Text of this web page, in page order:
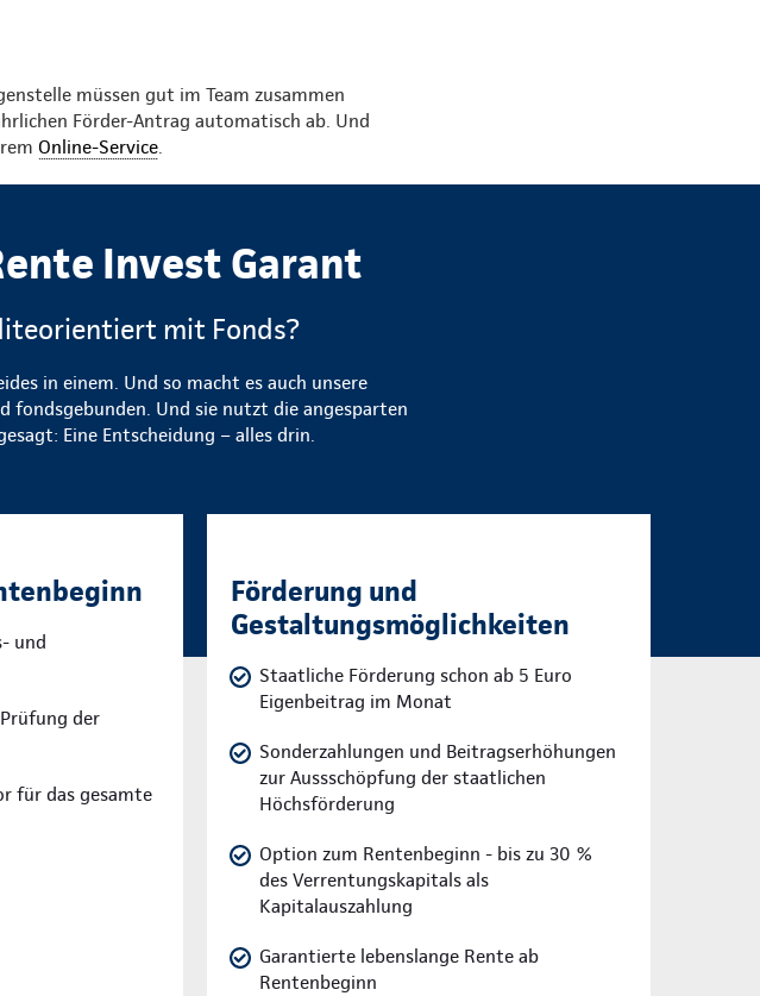
müssen gut im Team zusammen
Förder-Antrag automatisch ab. Und
Online-Service.
Invest Garant
mit Fonds?
in einem. Und so macht es auch unsere
fondsgebunden. Und sie nutzt die angesparten
Eine Entscheidung – alles drin.
und
der
für das gesamte
Förderung und
Gestaltungsmöglichkeiten
Staatliche Förderung schon ab 5 Euro
Eigenbeitrag im Monat
Sonderzahlungen und Beitragserhöhungen
zur Aussschöpfung der staatlichen
Höchsförderung
Option zum Rentenbeginn - bis zu 30 %
des Verrentungskapitals als
Kapitalauszahlung
Garantierte lebenslange Rente ab
Rentenbeginn